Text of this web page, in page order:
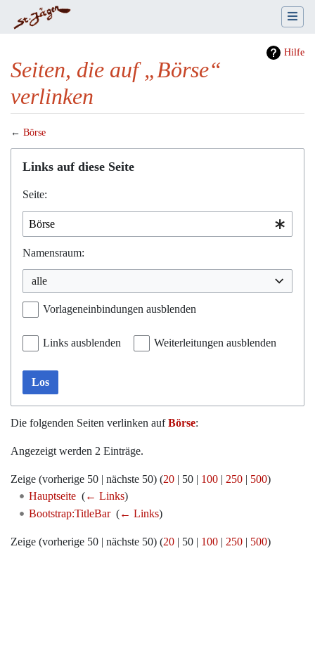
Hilfe
Seiten, die auf „Börse“
verlinken
← Börse
Wechseln zu:Navigation,Suche
Links auf diese Seite
Seite:
Namensraum:
alle
Vorlageneinbindungen ausblenden
Links ausblenden Weiterleitungen ausblenden
Los
Die folgenden Seiten verlinken aufBörse:
Angezeigt werden 2 Einträge.
Zeige (vorherige 50 | nächste 50) (20 | 50 | 100 | 250 | 500)
Hauptseite‎ (← Links)
Bootstrap:TitleBar‎ (← Links)
Zeige (vorherige 50 | nächste 50) (20 | 50 | 100 | 250 | 500)